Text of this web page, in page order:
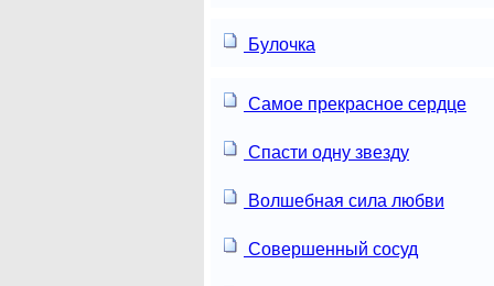
Булочка
Самое прекрасное сердце
Спасти одну звезду
Волшебная сила любви
Совершенный сосуд